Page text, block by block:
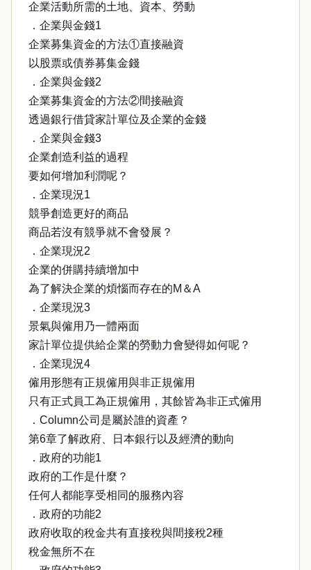
企業活動所需的土地、資本、勞動
．企業與金錢1
企業募集資金的方法①直接融資
以股票或債券募集金錢
．企業與金錢2
企業募集資金的方法②間接融資
透過銀行借貸家計單位及企業的金錢
．企業與金錢3
企業創造利益的過程
要如何增加利潤呢？
．企業現況1
競爭創造更好的商品
商品若沒有競爭就不會發展？
．企業現況2
企業的併購持續增加中
為了解決企業的煩惱而存在的M＆A
．企業現況3
景氣與僱用乃一體兩面
家計單位提供給企業的勞動力會變得如何呢？
．企業現況4
僱用形態有正規僱用與非正規僱用
只有正式員工為正規僱用，其餘皆為非正式僱用
．Column公司是屬於誰的資產？
第6章了解政府、日本銀行以及經濟的動向
．政府的功能1
政府的工作是什麼？
任何人都能享受相同的服務內容
．政府的功能2
政府收取的稅金共有直接稅與間接稅2種
稅金無所不在